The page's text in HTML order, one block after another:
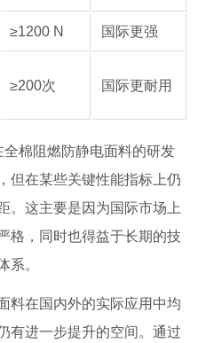
≥1200 N 国际更强
≥200次 国际更耐用
棉阻燃防静电面料的研发
但在某些关键性能指标上仍
。这主要是因为国际市场上
格，同时也得益于长期的技
系。
料在国内外的实际应用中均
有进一步提升的空间。通过